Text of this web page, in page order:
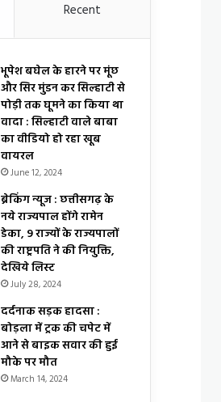
Recent
भूपेश बघेल के हारने पर मूंछ
और सिर मुंडन कर सिल्हाटी से
पोड़ी तक घूमने का किया था
वादा : सिल्हाटी वाले बाबा
का वीडियो हो रहा खूब
वायरल
June 12, 2024
ब्रेकिंग न्यूज : छत्तीसगढ़ के
नये राज्यपाल होंगे रामेन
डेका, 9 राज्यों के राज्यपालों
की राष्ट्रपति ने की नियुक्ति,
देखिये लिस्ट
July 28, 2024
दर्दनाक सड़क हादसा :
बोड़ला में ट्रक की चपेट में
आने से बाइक सवार की हुई
मौके पर मौत
March 14, 2024